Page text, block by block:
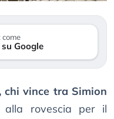
Google
chi vince tra Simion
rovescia per il